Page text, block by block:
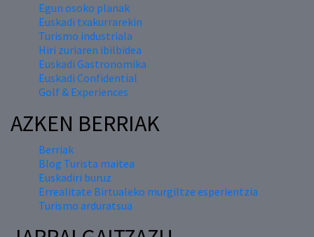
Egun osoko planak
Euskadi txakurrarekin
Turismo industriala
Hiri zuriaren ibilbidea
Euskadi Gastronomika
Euskadi Confidential
Golf & Experiences
AZKEN BERRIAK
Berriak
Blog Turista maitea
Euskadiri buruz
Errealitate Birtualeko murgiltze esperientzia
Turismo arduratsua